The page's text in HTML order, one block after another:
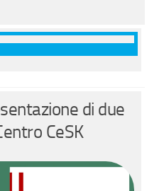
di due
CeSK